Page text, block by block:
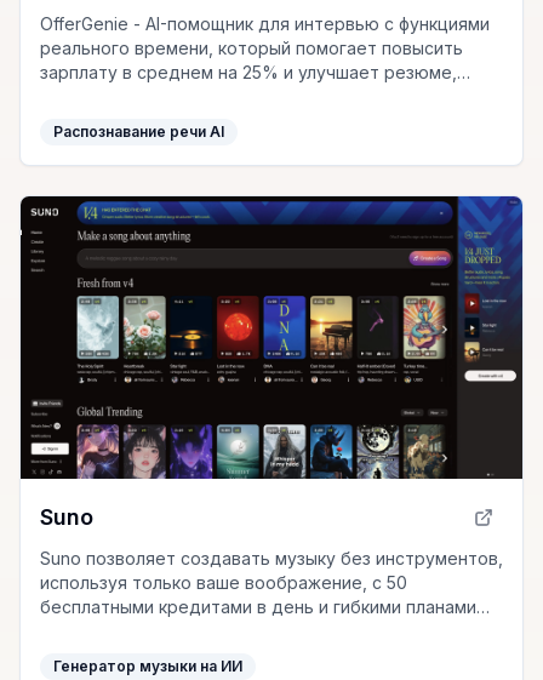
OfferGenie - AI-помощник для интервью с функциями
реального времени, который помогает повысить
зарплату в среднем на 25% и улучшает резюме,
Распознавание речи AI
Suno
Suno позволяет создавать музыку без инструментов,
используя только ваше воображение, с 50
бесплатными кредитами в день и гибкими планами
Генератор музыки на ИИ